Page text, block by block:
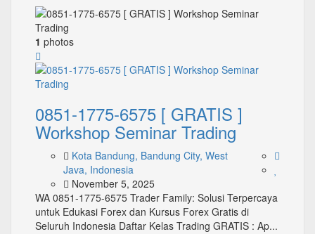
1 photos
0851-1775-6575 [ GRATIS ]
Workshop Seminar Trading
Kota Bandung, Bandung City, West
Java, Indonesia
November 5, 2025
WA 0851-1775-6575 Trader Family: Solusi Terpercaya
untuk Edukasi Forex dan Kursus Forex Gratis di
Seluruh Indonesia Daftar Kelas Trading GRATIS : Ap...